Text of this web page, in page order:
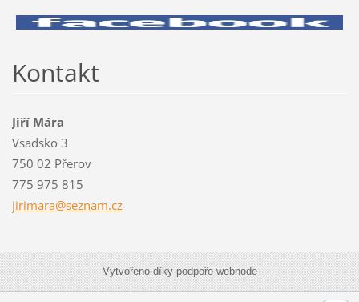
Kontakt
Jiří Mára
Vsadsko 3
750 02 Přerov
775 975 815
jirimara@seznam.cz
Vytvořeno díky podpoře webnode